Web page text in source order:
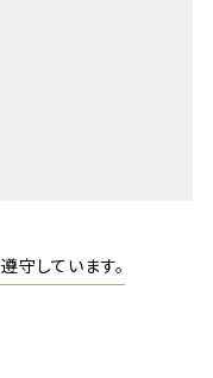
守しています。